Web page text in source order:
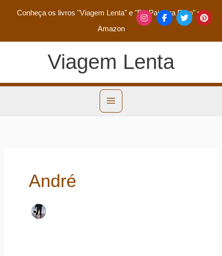
Conheça os livros "Viagem Lenta" e "De Pai para Filho"na
Amazon
Viagem Lenta
André